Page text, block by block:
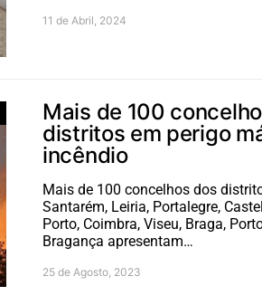
11 de Abril, 2024
Mais de 100
distritos em perigo
incêndio
Mais de 100 concelhos dos
Santarém, Leiria, Portalegre,
Porto, Coimbra, Viseu, Braga,
Bragança apresentam…
25 de Agosto, 2023